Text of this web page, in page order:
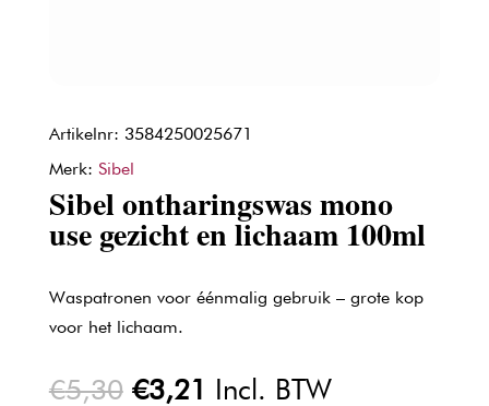
Artikelnr: 3584250025671
Merk: Sibel
Sibel ontharingswas mono
use gezicht en lichaam 100ml
Waspatronen voor éénmalig gebruik – grote kop
voor het lichaam.
€5,30 Oorspronkelijke
€3,21 Huidige
Incl. BTW